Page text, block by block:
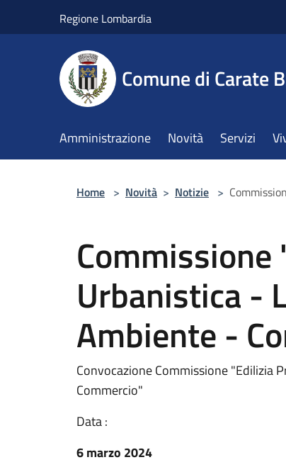
Regione Lombardia
Comune di Carate
Amministrazione Novità Servizi
Home > Novità > Notizie >
Urbanistica -
Ambiente -
Convocazione Commissione "Edilizia
Commercio"
Data :
6 marzo 2024